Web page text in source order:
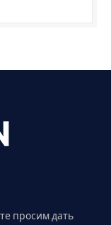
просим дать